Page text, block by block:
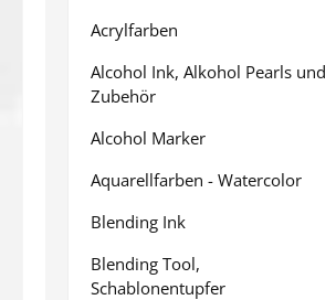
Acrylfarben
Alcohol Ink, Alkohol Pearls und
Zubehör
Alcohol Marker
Aquarellfarben - Watercolor
Blending Ink
Blending Tool,
Schablonentupfer